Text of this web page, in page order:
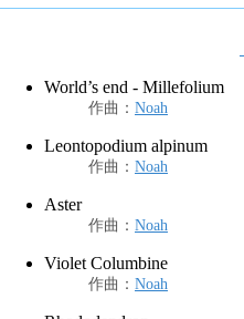
World’s end - Millefolium
作曲 ： Noah
Leontopodium alpinum
作曲 ： Noah
Aster
作曲 ： Noah
Violet Columbine
作曲 ： Noah